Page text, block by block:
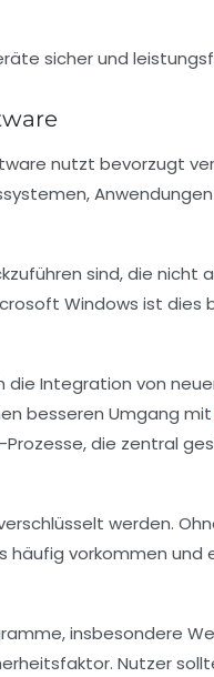
nutzt bevorzugt
sind, die nicht
Windows ist dies
Integration von
besseren Umgang mit
die zentral
werden.
vorkommen und
insbesondere
Nutzer